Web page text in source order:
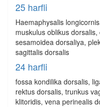
25 harfli
Haemaphysalis
muskulus oblikus
sesamoidea dorsaliya,
sagittalis dorsalis
24 harfli
fossa kondilika dorsalis,
rektus dorsalis, trunkus
klitoridis, vena perinealis